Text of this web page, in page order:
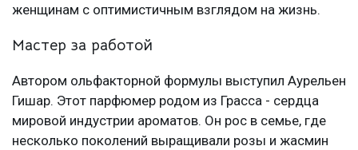
женщинам с оптимистичным взглядом на жизнь.
Мастер за работой
Автором ольфакторной формулы выступил Аурельен
Гишар. Этот парфюмер родом из Грасса - сердца
мировой индустрии ароматов. Он рос в семье, где
несколько поколений выращивали розы и жасмин